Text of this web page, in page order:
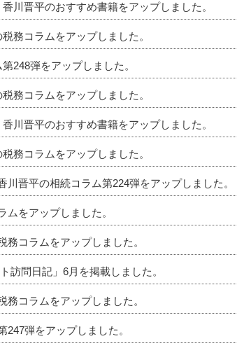
川晋平のおすすめ書籍をアップしました。
務コラムをアップしました。
248弾をアップしました。
務コラムをアップしました。
川晋平のおすすめ書籍をアップしました。
務コラムをアップしました。
晋平の相続コラム第224弾をアップしました。
をアップしました。
コラムをアップしました。
訪問日記」6月を掲載しました。
コラムをアップしました。
弾をアップしました。